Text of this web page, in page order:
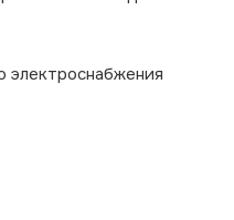
электроснабжения